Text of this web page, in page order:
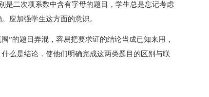
是二次项系数中含有字母的题目，学生总是忘记考虑
应加强学生这方面的意识。
”的题目弄混，容易把要求证的结论当成已知来用，
么是结论，使他们明确完成这两类题目的区别与联